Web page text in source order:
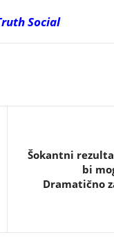
Social
Šokantni
bi
Dramatično